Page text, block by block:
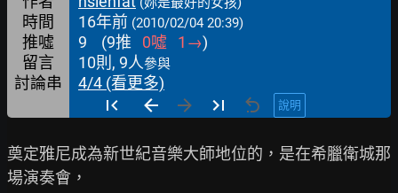
時間 16年前 (2010/02/04 20:39)
推噓 9 (9推 0噓 1 →)
留言
10則, 9人參與
討論串 4/4 (看更多)
說明
奠定雅尼成為新世紀音樂大師地位的，是在希臘衛城那
場演奏會，